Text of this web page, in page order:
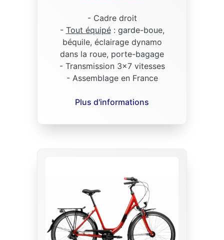
- Cadre droit
- Tout équipé: garde-boue,
béquile, éclairage dynamo
dans la roue, porte-bagage
- Transmission 3x7 vitesses
- Assemblage en France
Plus d'informations